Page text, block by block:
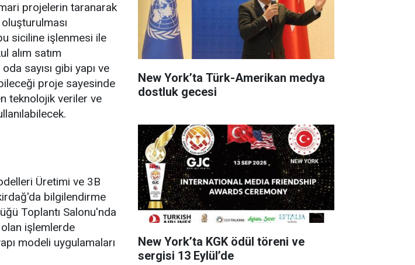
projelerin taranarak
siciline işlenmesi ile
alım satım
sayısı gibi yapı ve
proje sayesinde
teknolojik veriler ve
Üretimi ve 3B
bilgilendirme
Toplantı Salonu'nda
işlemlerde
modeli uygulamaları
New York’ta Türk-Amerikan medya
dostluk gecesi
New York’ta KGK ödül töreni ve
sergisi 13 Eylül’de